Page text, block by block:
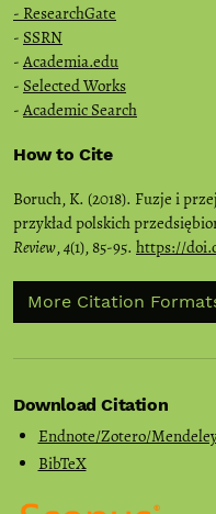
- ResearchGate
- SSRN
- Academia.edu
- Selected Works
- Academic Search
How to Cite
Boruch, K. (2018). Fuzje i
przykład polskich
Review,4(1), 85-95. https://
More Citation
Download Citation
Endnote/Zotero/
BibTeX